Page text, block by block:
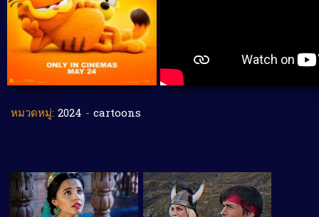
หมวดหมู่: 2024 - cartoons